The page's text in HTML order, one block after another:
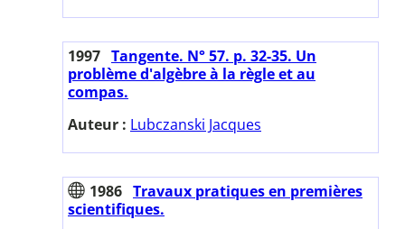
1997 Tangente. N° 57. p. 32-35. Un
problème d'algèbre à la règle et au
compas.
Auteur : Lubczanski Jacques
1986 Travaux pratiques en premières
scientifiques.